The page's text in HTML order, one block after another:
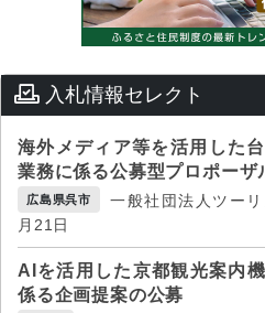
入札情報セレクト
海外メディア等を活用した
業務に係る公募型プロポーザ
広島県呉市
一般社団法人ツー
月21日
AIを活用した京都観光案内
係る企画提案の公募